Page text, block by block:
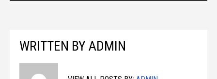
WRITTEN BY ADMIN